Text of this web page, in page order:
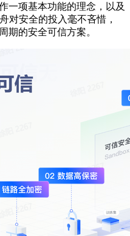
项基本功能的理念，以及
对安全的投入毫不吝惜，
期的安全可信方案。